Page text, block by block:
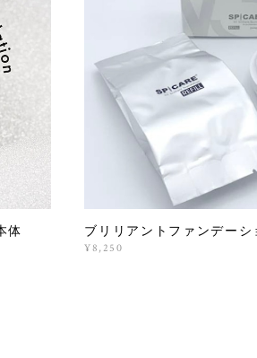
体 ブリリアントファンデーシ
¥8,250